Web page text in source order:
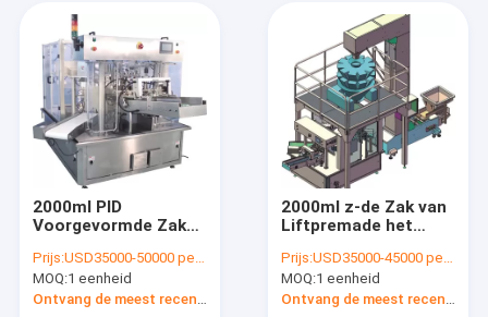
Zelfklevende etiketteringsmachine
fles vloeibare het vullen machine
Ultrasone Buisverzegelaar
Automatische Zuiger het Vullen Machine
Flessenvullen en het Afdekken Machine
Servozuigervuller
2000ml PID
Voorgevormde Zak
Verzegelende
Machine Vloeibare
Doypack 250mm
Prijs:USD35000-50000 per set
MOQ:1 eenheid
Ontvang de meest recente Prijs
2000ml z-de Zak van
Liftpremade het
Doypack van de
Machine de
Roterende
Prijs:USD35000-45000 per set
MOQ:1 eenheid
Ontvang de meest recente Prijs